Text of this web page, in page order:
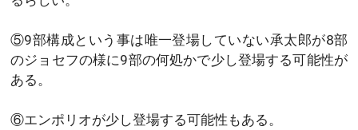
⑤9部構成という事は唯一登場していない承太郎が8部
のジョセフの様に9部の何処かで少し登場する可能性が
ある。
⑥エンポリオが少し登場する可能性もある。